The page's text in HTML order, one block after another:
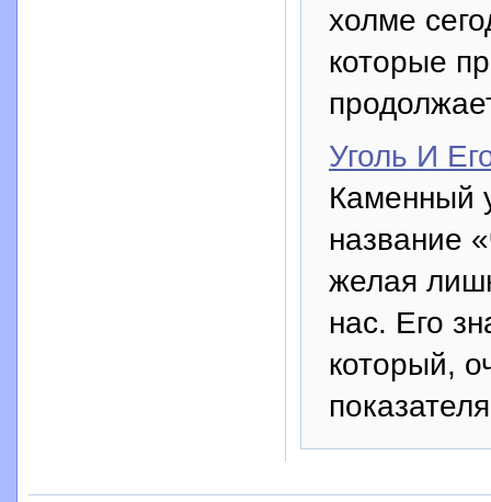
холме
которые
Уголь И
Каменный
название
желая
нас. Его
который,